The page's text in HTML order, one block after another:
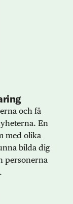
och få
En
med olika
bilda dig
personerna